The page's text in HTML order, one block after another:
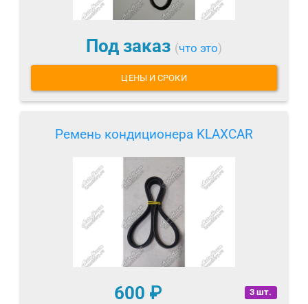
Под заказ (что это)
ЦЕНЫ И СРОКИ
Ремень кондиционера KLAXCAR
3 шт.
600 ₽